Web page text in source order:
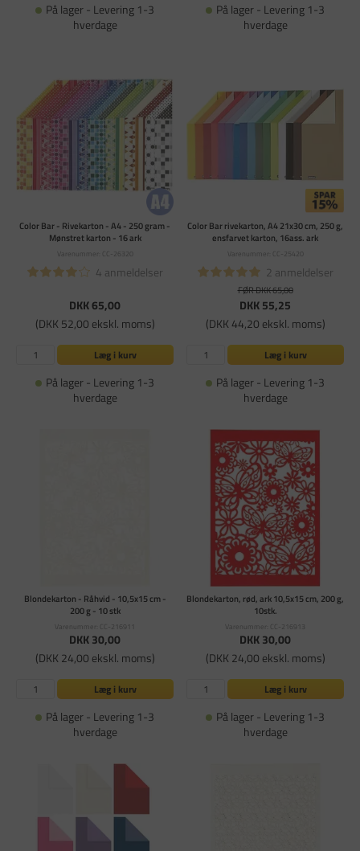
På lager - Levering 1-3
hverdage
På lager - Levering 1-3
hverdage
Color Bar - Rivekarton - A4 - 250 gram -
Mønstret karton - 16 ark
Varenummer: CC-26320
4 anmeldelser
DKK 65,00
(DKK 52,00 ekskl. moms)
Læg i kurv
På lager - Levering 1-3
hverdage
Color Bar rivekarton, A4 21x30 cm, 250 g,
ensfarvet karton, 16ass. ark
Varenummer: CC-25420
2 anmeldelser
FØR DKK 65,00
DKK 55,25
(DKK 44,20 ekskl. moms)
Læg i kurv
På lager - Levering 1-3
hverdage
Blondekarton - Råhvid - 10,5x15 cm -
200 g - 10 stk
Varenummer: CC-216911
DKK 30,00
(DKK 24,00 ekskl. moms)
Læg i kurv
På lager - Levering 1-3
hverdage
Blondekarton, rød, ark 10,5x15 cm, 200 g,
10stk.
Varenummer: CC-216913
DKK 30,00
(DKK 24,00 ekskl. moms)
Læg i kurv
På lager - Levering 1-3
hverdage